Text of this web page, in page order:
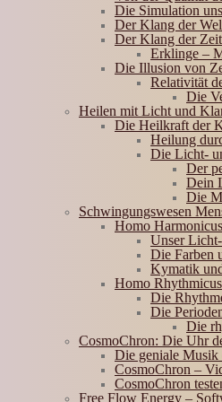
Die Simulation
Der Klang der
Der Klang der Zeit
Erklinge –
Die Illusion von
Relativität
Die
Heilen mit Licht und
Die Heilkraft der
Heilung
Die Licht-
Der
Dein
Die
Schwingungswesen
Homo Harmonicus
Unser
Die Farben
Kymatik
Homo Rhythmicus
Die
Die
Die
CosmoChron: Die Uhr
Die geniale Musik
CosmoChron –
CosmoChron
Free Flow Energy –